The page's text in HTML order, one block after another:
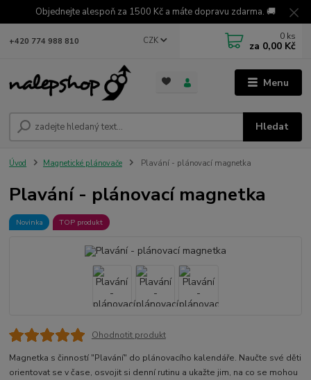
Objednejte alespoň za 1500 Kč a máte dopravu zdarma. 🚚
Menu
CZK
Hledat
+420 774 988 810 0 ks
za 0,00 Kč
Úvod Magnetické plánovače Plavání - plánovací magnetka
Plavání - plánovací magnetka
Novinka TOP produkt
Ohodnotit produkt
Magnetka s činností "Plavání" do plánovacího kalendáře. Naučte své děti
orientovat se v čase, osvojit si denní rutinu a ukažte jim, na co se mohou